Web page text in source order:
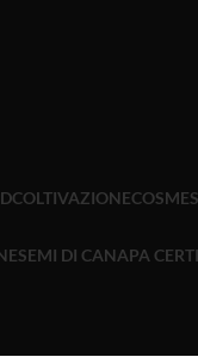
COLTIVAZIONE
SEMI DI CANAPA